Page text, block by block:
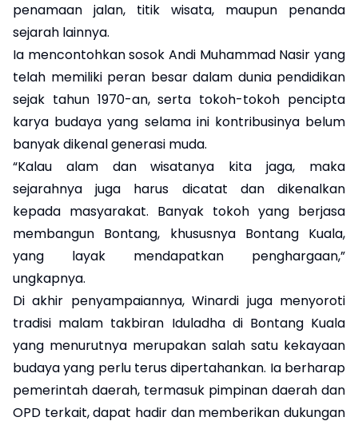
penamaan jalan, titik wisata, maupun penanda
sejarah lainnya.
Ia mencontohkan sosok Andi Muhammad Nasir yang
telah memiliki peran besar dalam dunia pendidikan
sejak tahun 1970-an, serta tokoh-tokoh pencipta
karya budaya yang selama ini kontribusinya belum
banyak dikenal generasi muda.
“Kalau alam dan wisatanya kita jaga, maka
sejarahnya juga harus dicatat dan dikenalkan
kepada masyarakat. Banyak tokoh yang berjasa
membangun Bontang, khususnya Bontang Kuala,
yang layak mendapatkan penghargaan,”
ungkapnya.
Di akhir penyampaiannya, Winardi juga menyoroti
tradisi malam takbiran Iduladha di Bontang Kuala
yang menurutnya merupakan salah satu kekayaan
budaya yang perlu terus dipertahankan. Ia berharap
pemerintah daerah, termasuk pimpinan daerah dan
OPD terkait, dapat hadir dan memberikan dukungan